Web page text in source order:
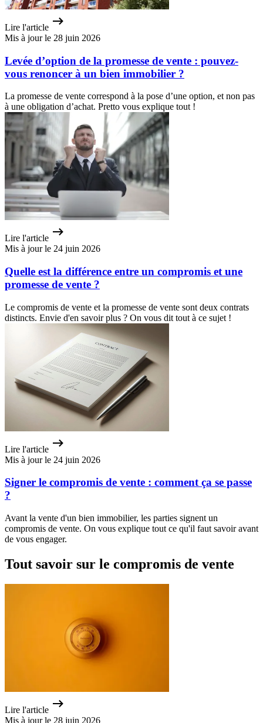
Lire l'article
Mis à jour le 28 juin 2026
Levée d’option de la promesse de vente : pouvez-
vous renoncer à un bien immobilier ?
La promesse de vente correspond à la pose d’une option, et non pas
à une obligation d’achat. Pretto vous explique tout !
Lire l'article
Mis à jour le 24 juin 2026
Quelle est la différence entre un compromis et une
promesse de vente ?
Le compromis de vente et la promesse de vente sont deux contrats
distincts. Envie d'en savoir plus ? On vous dit tout à ce sujet !
Lire l'article
Mis à jour le 24 juin 2026
Signer le compromis de vente : comment ça se passe
?
Avant la vente d'un bien immobilier, les parties signent un
compromis de vente. On vous explique tout ce qu'il faut savoir avant
de vous engager.
Tout savoir sur le compromis de vente
Lire l'article
Mis à jour le 28 juin 2026